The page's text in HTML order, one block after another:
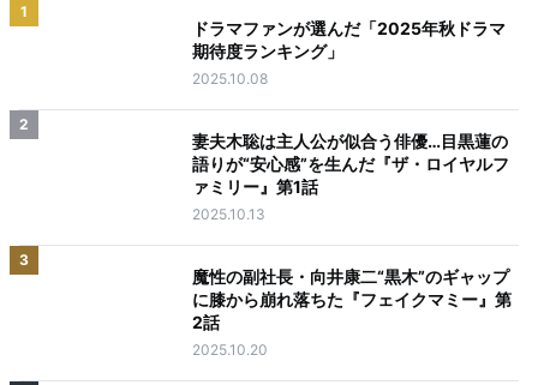
1
ドラマファンが選んだ「2025年秋ドラマ
期待度ランキング」
2025.10.08
2
妻夫木聡は主人公が似合う俳優…目黒蓮の
語りが“安心感”を生んだ『ザ・ロイヤルフ
ァミリー』第1話
2025.10.13
3
魔性の副社長・向井康二“黒木”のギャップ
に膝から崩れ落ちた『フェイクマミー』第
2話
2025.10.20